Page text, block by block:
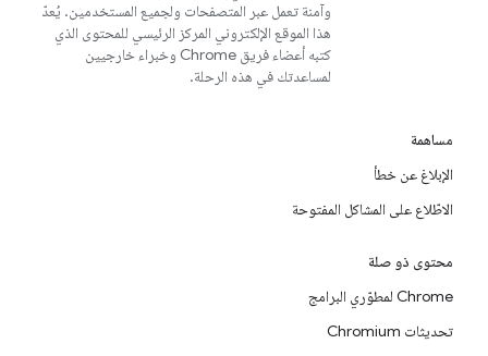
وآمنة تعمل عبر المتصفحات ولجميع المستخدمين. يُعدّ
هذا الموقع الإلكتروني المركز الرئيسي للمحتوى الذي
كتبه أعضاء فريق Chrome وخبراء خارجيين
لمساعدتك في هذه الرحلة.
مساهمة
الإبلاغ عن خطأ
الاطّلاع على المشاكل المفتوحة
محتوى ذو صلة
Chrome لمطوّري البرامج
تحديثات Chromium